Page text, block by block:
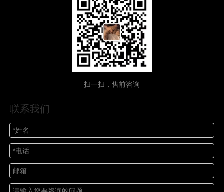
扫一扫，售前咨询
联系我们